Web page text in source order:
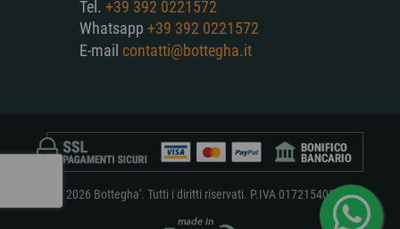
Tel. +39 392 0221572
Whatsapp +39 392 0221572
E-mail contatti@bottegha.it
© 2026 Bottegha'. Tutti i diritti riservati. P.IVA 01721540381